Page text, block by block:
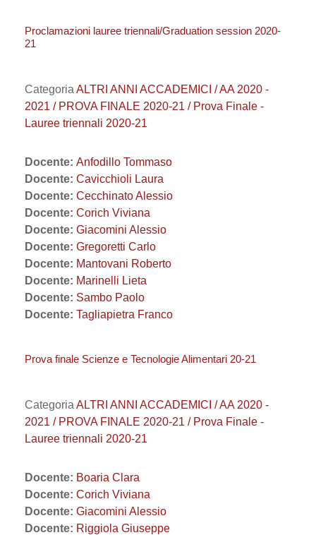
Proclamazioni lauree triennali/Graduation session 2020-
21
Categoria ALTRI ANNI ACCADEMICI / AA 2020 -
2021 / PROVA FINALE 2020-21 / Prova Finale -
Lauree triennali 2020-21
Docente: Anfodillo Tommaso
Docente: Cavicchioli Laura
Docente: Cecchinato Alessio
Docente: Corich Viviana
Docente: Giacomini Alessio
Docente: Gregoretti Carlo
Docente: Mantovani Roberto
Docente: Marinelli Lieta
Docente: Sambo Paolo
Docente: Tagliapietra Franco
Prova finale Scienze e Tecnologie Alimentari 20-21
Categoria ALTRI ANNI ACCADEMICI / AA 2020 -
2021 / PROVA FINALE 2020-21 / Prova Finale -
Lauree triennali 2020-21
Docente: Boaria Clara
Docente: Corich Viviana
Docente: Giacomini Alessio
Docente: Riggiola Giuseppe